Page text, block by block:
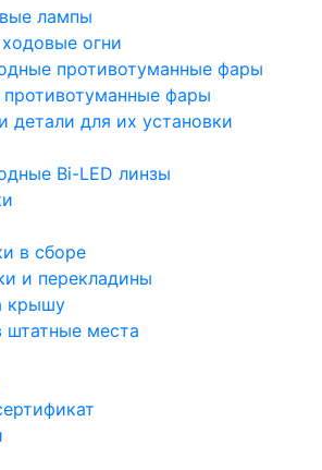
лампы
огни
противотуманные фары
фары
детали для их установки
Bi-LED линзы
в сборе
и перекладины
крышу
штатные места